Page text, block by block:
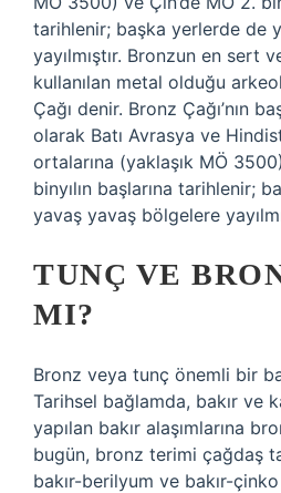
tarihlenir; başka yerlerde de
yayılmıştır. Bronzun en sert
kullanılan metal olduğu
Çağı denir. Bronz Çağı’nın
olarak Batı Avrasya ve
ortalarına (yaklaşık MÖ
binyılın başlarına tarihlenir;
yavaş yavaş bölgelere
TUNÇ VE
MI?
Bronz veya tunç önemli bir
Tarihsel bağlamda, bakır ve
yapılan bakır alaşımlarına
bugün, bronz terimi çağdaş
bakır-berilyum ve bakır-çinko